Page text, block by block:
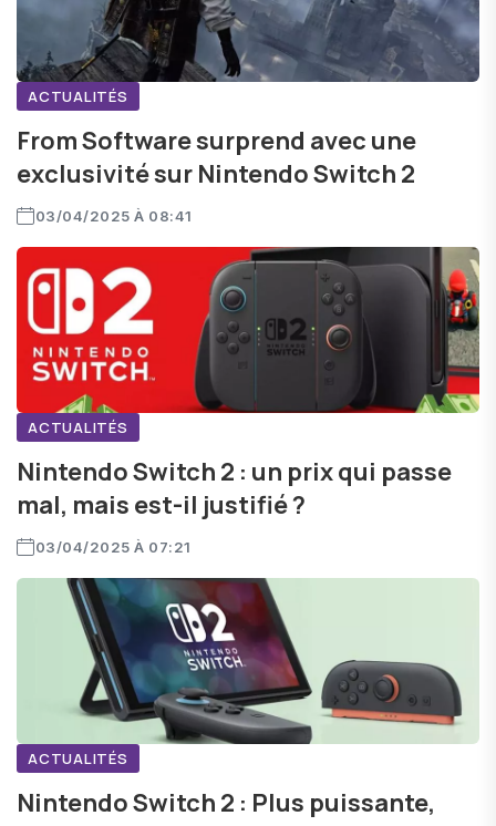
ACTUALITÉS
From Software surprend avec une
exclusivité sur Nintendo Switch 2
03/04/2025 À 08:41
ACTUALITÉS
Nintendo Switch 2 : un prix qui passe
mal, mais est-il justifié ?
03/04/2025 À 07:21
ACTUALITÉS
Nintendo Switch 2 : Plus puissante,